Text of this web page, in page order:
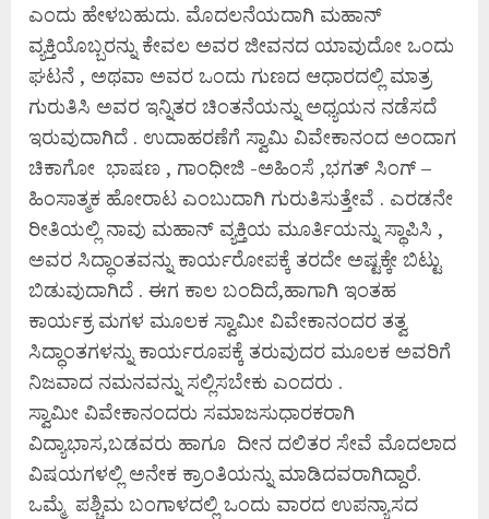
ಎಂದು ಹೇಳಬಹುದು. ಮೊದಲನೆಯದಾಗಿ ಮಹಾನ್
ವ್ಯಕ್ತಿಯೊಬ್ಬರನ್ನು ಕೇವಲ ಅವರ ಜೀವನದ ಯಾವುದೋ ಒಂದು
ಘಟನೆ , ಅಥವಾ ಅವರ ಒಂದು ಗುಣದ ಆಧಾರದಲ್ಲಿ ಮಾತ್ರ
ಗುರುತಿಸಿ ಅವರ ಇನ್ನಿತರ ಚಿಂತನೆಯನ್ನು ಅಧ್ಯಯನ ನಡೆಸದೆ
ಇರುವುದಾಗಿದೆ . ಉದಾಹರಣೆಗೆ ಸ್ವಾಮಿ ವಿವೇಕಾನಂದ ಅಂದಾಗ
ಚಿಕಾಗೋ ಭಾಷಣ , ಗಾಂಧೀಜಿ -ಅಹಿಂಸೆ ,ಭಗತ್ ಸಿಂಗ್ –
ಹಿಂಸಾತ್ಮಕ ಹೋರಾಟ ಎಂಬುದಾಗಿ ಗುರುತಿಸುತ್ತೇವೆ . ಎರಡನೇ
ರೀತಿಯಲ್ಲಿ ನಾವು ಮಹಾನ್ ವ್ಯಕ್ತಿಯ ಮೂರ್ತಿಯನ್ನು ಸ್ಥಾಪಿಸಿ ,
ಅವರ ಸಿದ್ಧಾಂತವನ್ನು ಕಾರ್ಯರೋಪಕ್ಕೆ ತರದೇ ಅಷ್ಟಕ್ಕೇ ಬಿಟ್ಟು
ಬಿಡುವುದಾಗಿದೆ . ಈಗ ಕಾಲ ಬಂದಿದೆ,ಹಾಗಾಗಿ ಇಂತಹ
ಕಾರ್ಯಕ್ರ ಮಗಳ ಮೂಲಕ ಸ್ವಾಮೀ ವಿವೇಕಾನಂದರ ತತ್ವ
ಸಿದ್ಧಾಂತಗಳನ್ನು ಕಾರ್ಯರೂಪಕ್ಕೆ ತರುವುದರ ಮೂಲಕ ಅವರಿಗೆ
ನಿಜವಾದ ನಮನವನ್ನು ಸಲ್ಲಿಸಬೇಕು ಎಂದರು .
ಸ್ವಾಮೀ ವಿವೇಕಾನಂದರು ಸಮಾಜಸುಧಾರಕರಾಗಿ
ವಿದ್ಯಾಭಾಸ,ಬಡವರು ಹಾಗೂ ದೀನ ದಲಿತರ ಸೇವೆ ಮೊದಲಾದ
ವಿಷಯಗಳಲ್ಲಿ ಅನೇಕ ಕ್ರಾಂತಿಯನ್ನು ಮಾಡಿದವರಾಗಿದ್ದಾರೆ.
ಒಮ್ಮೆ ಪಶ್ಚಿಮ ಬಂಗಾಳದಲ್ಲಿ ಒಂದು ವಾರದ ಉಪನ್ಯಾಸದ